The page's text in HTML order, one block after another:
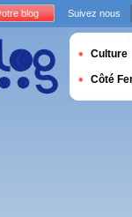
blog Suivez nous
Culture
Côté